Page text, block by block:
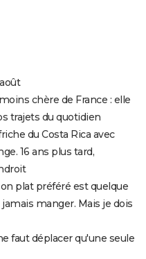
chère de France : elle
trajets du quotidien
du Costa Rica avec
16 ans plus tard,
plat préféré est quelque
manger. Mais je dois
faut déplacer qu'une seule